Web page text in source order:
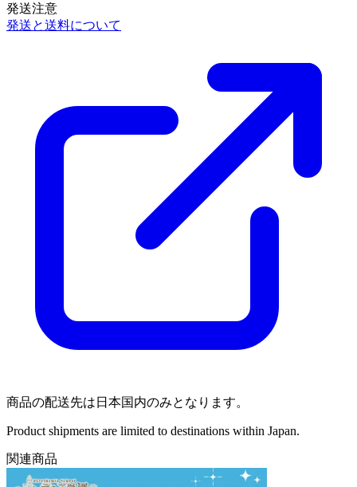
発送注意
発送と送料について
商品の配送先は日本国内のみとなります。
Product shipments are limited to destinations within Japan.
関連商品